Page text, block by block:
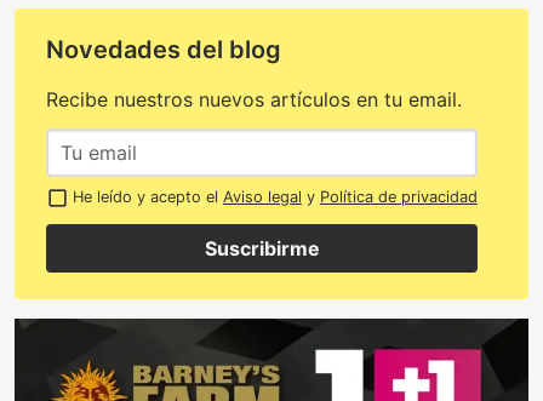
Novedades del blog
Recibe nuestros nuevos artículos en tu email.
He leído y acepto el Aviso legal y Política de privacidad
Suscribirme